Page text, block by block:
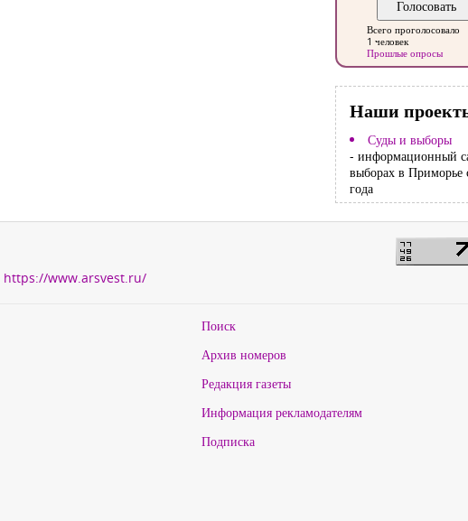
Всего проголосовало
1 человек
Прошлые опросы
Наши
Суды и выборы
- информационный
выборах в Приморье
года
https://www.arsvest.ru/
Поиск
Архив номеров
Редакция газеты
Информация рекламодателям
Подписка